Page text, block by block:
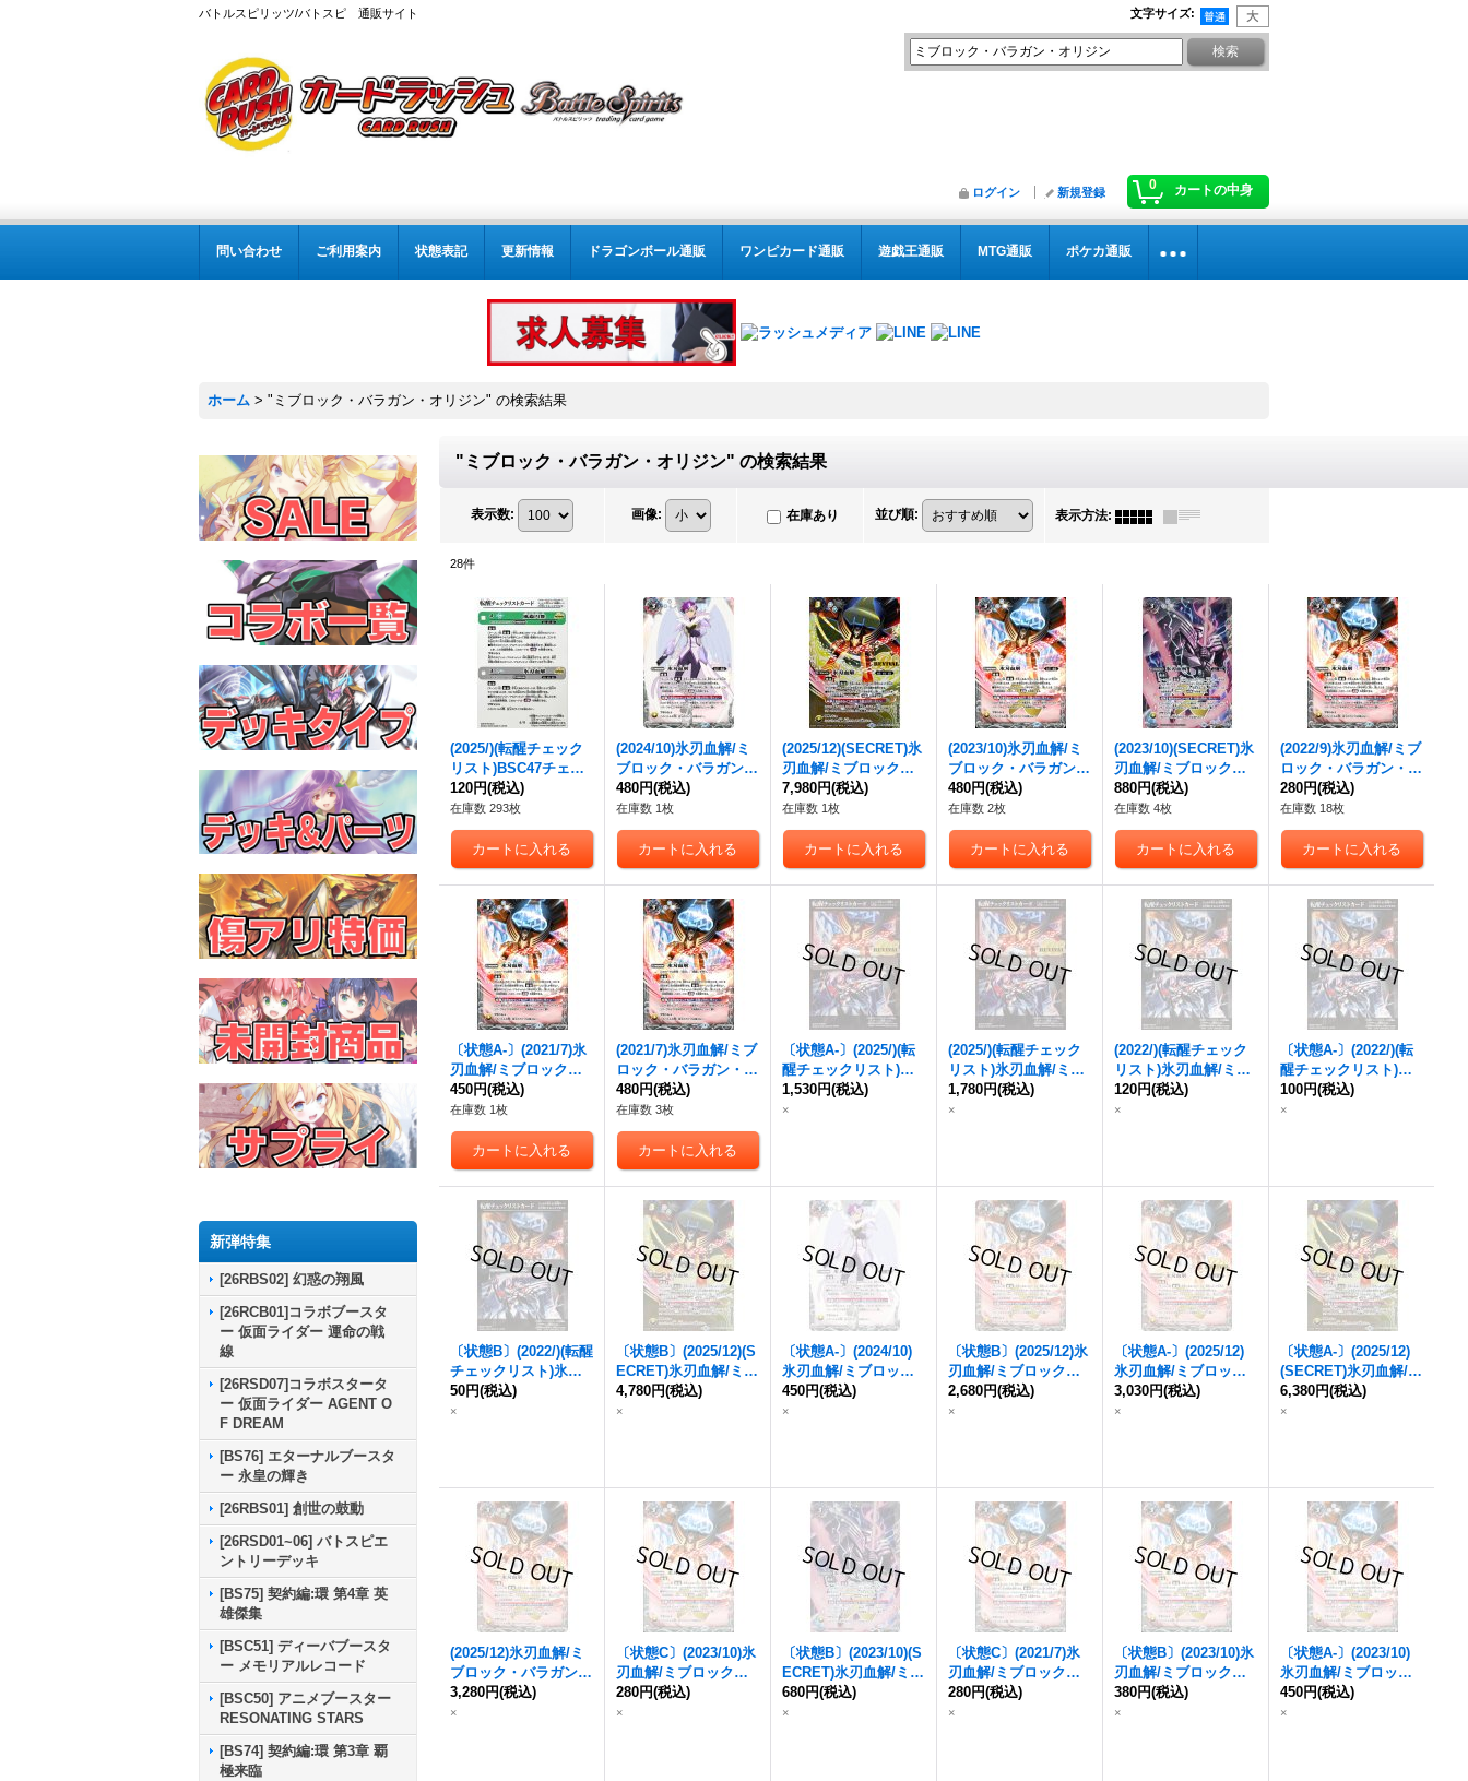
バトルスピリッツ/バトスピ 通販サイト 文字サイズ:
0 カートの中身
ログイン 新規登録
問い合わせ ご利用案内 状態表記 更新情報 ドラゴンボール通販 ワンピカード通販 遊戯王通販 MTG通販 ポケカ通販
ホーム > "ミブロック・バラガン・オリジン" の検索結果
新弾特集
[26RBS02] 幻惑の翔風
[26RCB01]コラボブースタ
ー 仮面ライダー 運命の戦
線
[26RSD07]コラボスタータ
ー 仮面ライダー AGENT O
F DREAM
[BS76] エターナルブースタ
ー 永皇の輝き
[26RBS01] 創世の鼓動
[26RSD01~06] バトスピエ
ントリーデッキ
[BS75] 契約編:環 第4章 英
雄傑集
[BSC51] ディーバブースタ
ー メモリアルレコード
[BSC50] アニメブースター
RESONATING STARS
[BS74] 契約編:環 第3章 覇
極来臨
"ミブロック・バラガン・オリジン" の検索結果
表示数: 画像: 在庫あり 並び順: 表示方法:
28件
(2025/)(転醒チェック
リスト)BSC47チェッ
クリスト4【-】{BSC4
7-RVTX03/BSC47-RV
TX04}《無》
120円(税込)
在庫数 293枚
(2024/10)氷刃血解/ ミ
ブロック・バラガン・
オリジン(ガレット・
レヴォイラスト)【C
P】{BS55-TCP07}
《白》
480円(税込)
在庫数 1枚
(2025/12)(SECRET)氷
刃血解/ ミブロック・
バラガン・オリジン
【転醒X-SEC】{BSC4
7-RVTX04a/BSC47-R
VTX04b}《白》
7,980円(税込)
在庫数 1枚
(2023/10)氷刃血解/ ミ
ブロック・バラガン・
オリジン(BSC41収録)
【転醒X】{BS55-TCP
07a/BS55-TCP07b}
《白》
480円(税込)
在庫数 2枚
(2023/10)(SECRET)氷
刃血解/ ミブロック・
バラガン・オリジン
SC41収録)【転醒X-S
EC】{BS55-TCP07a/
BS55-TCP07b}《白》
880円(税込)
在庫数 4枚
(2022/9)氷刃血解/ ミブ
ロック・バラガン・オ
リジン(BS61収録)【C
P】{BS55-TCP07a/B
S55-TCP07b}《白》
280円(税込)
在庫数 18枚
〔状態A-〕(2021/7)氷
刃血解/ ミブロック・
バラガン・オリジン
【CP】{BS55-TCP07
a/BS55-TCP07b}
《白》
450円(税込)
在庫数 1枚
(2021/7)氷刃血解/ ミブ
ロック・バラガン・オ
リジン【CP】{BS55-
TCP07a/BS55-TCP07
b}《白》
480円(税込)
在庫数 3枚
〔状態A-〕(2025/)(転
醒チェックリスト)氷
刃血解/ミブロック・
バラガン・オリジン
1,530円(税込)
×
(2025/)(転醒チェック
リスト)氷刃血解/ ミブ
ロック・バラガン・オ
リジン
1,780円(税込)
×
(2022/)(転醒チェック
リスト)氷刃血解/ ミブ
ロック・バラガン・オ
リジン
120円(税込)
×
〔状態A-〕(2022/)(転
醒チェックリスト)氷
刃血解/ミブロック・
バラガン・オリジン
100円(税込)
×
〔状態B〕(2022/)(転醒
チェックリスト)氷刃
血解/ミブロック・バ
ラガン・オリジン
50円(税込)
×
〔状態B〕(2025/12)(S
ECRET)氷刃血解/ ミブ
ロック・バラガン・オ
リジン
4,780円(税込)
×
〔状態A-〕(2024/10)
氷刃血解/ ミブロッ
ク・バラガン・オリジ
ン
450円(税込)
×
〔状態B〕(2025/12)氷
刃血解/ ミブロック・
バラガン・オリジン
【転醒X】{BSC47-RV
2,680円(税込)
×
〔状態A-〕(2025/12)
氷刃血解/ ミブロッ
ク・バラガン・オリジ
ン
3,030円(税込)
×
〔状態A-〕(2025/12)
(SECRET)氷刃血解/ミ
ブロック・バラガン・
オリジン
6,380円(税込)
×
(2025/12)氷刃血解/ ミ
ブロック・バラガン・
オリジン【転醒X】{B
SC47-RVTX04a/BSC4
3,280円(税込)
×
〔状態C〕(2023/10)氷
刃血解/ ミブロック・
バラガン・オリジン
SC41収録)【転醒X】
280円(税込)
×
〔状態B〕(2023/10)(S
ECRET)氷刃血解/ ミブ
ロック・バラガン・オ
リジン
680円(税込)
×
〔状態C〕(2021/7)氷
刃血解/ ミブロック・
バラガン・オリジン
【CP】{BS55-TCP07
280円(税込)
×
〔状態B〕(2023/10)氷
刃血解/ ミブロック・
バラガン・オリジン
SC41収録)【転醒X】
380円(税込)
×
〔状態A-〕(2023/10)
氷刃血解/ ミブロッ
ク・バラガン・オリジ
ン
450円(税込)
×